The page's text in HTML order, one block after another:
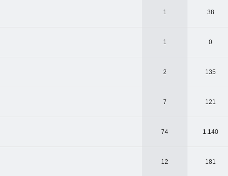
1 38
1 0
2 135
7 121
74 1.140
12 181